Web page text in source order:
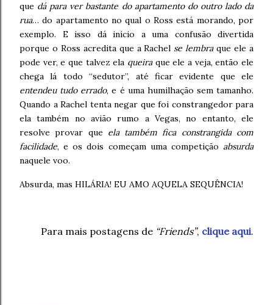
que dá para ver bastante do apartamento do outro lado da
rua… do apartamento no qual o Ross está morando, por
exemplo. E isso dá início a uma confusão divertida
porque o Ross acredita que a Rachel se lembraque ele a
pode ver, e que talvez ela queiraque ele a veja, então ele
chega lá todo “sedutor”, até ficar evidente que ele
entendeu tudo errado, e é uma humilhação sem tamanho.
Quando a Rachel tenta negar que foi constrangedor para
ela também no avião rumo a Vegas, no entanto, ele
resolve provar que ela também fica constrangida com
facilidade, e os dois começam uma competição absurda
naquele voo.
Absurda, mas HILÁRIA! EU AMO AQUELA SEQUÊNCIA!
Para mais postagens de “Friends”, clique aqui.